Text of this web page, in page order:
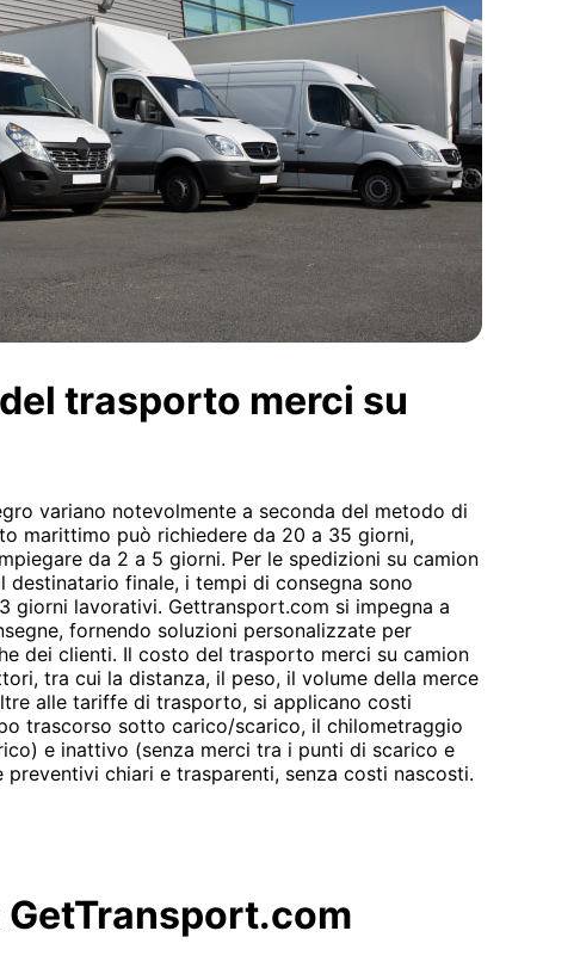
trasporto merci su
variano notevolmente a seconda del metodo di
marittimo può richiedere da 20 a 35 giorni,
da 2 a 5 giorni. Per le spedizioni su camion
finale, i tempi di consegna sono
giorni lavorativi. Gettransport.com si impegna a
fornendo soluzioni personalizzate per
dei clienti. Il costo del trasporto merci su camion
tra cui la distanza, il peso, il volume della merce
alle tariffe di trasporto, si applicano costi
trascorso sotto carico/scarico, il chilometraggio
e inattivo (senza merci tra i punti di scarico e
chiari e trasparenti, senza costi nascosti.